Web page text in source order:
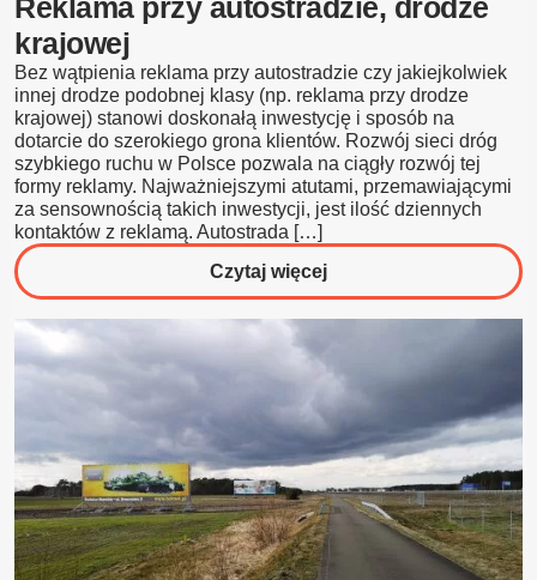
medycyny
Reklama przy autostradzie, drodze
krajowej
Bez wątpienia reklama przy autostradzie czy jakiejkolwiek
innej drodze podobnej klasy (np. reklama przy drodze
krajowej) stanowi doskonałą inwestycję i sposób na
dotarcie do szerokiego grona klientów. Rozwój sieci dróg
szybkiego ruchu w Polsce pozwala na ciągły rozwój tej
formy reklamy. Najważniejszymi atutami, przemawiającymi
za sensownością takich inwestycji, jest ilość dziennych
kontaktów z reklamą. Autostrada […]
Czytaj więcejo
Reklama
krajowej